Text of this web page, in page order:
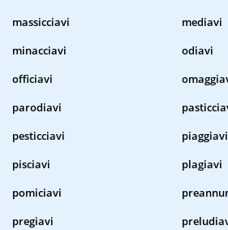
massicciavi
mediavi
minacciavi
odiavi
officiavi
parodiavi
pesticciavi
piaggiavi
pisciavi
plagiavi
pomiciavi
pregiavi